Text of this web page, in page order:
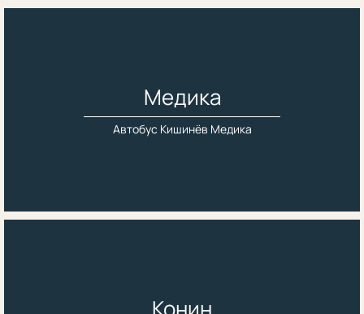
Медика
Автобус Кишинёв Медика